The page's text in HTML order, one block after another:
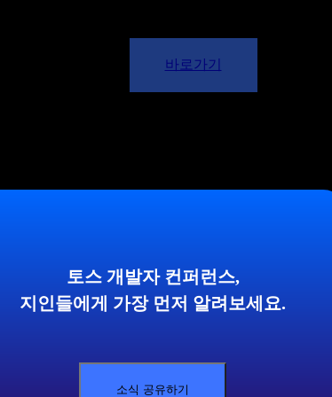
바로가기
토스 개발자 컨퍼런스,
지인들에게 가장 먼저 알려보세요.
소식 공유하기